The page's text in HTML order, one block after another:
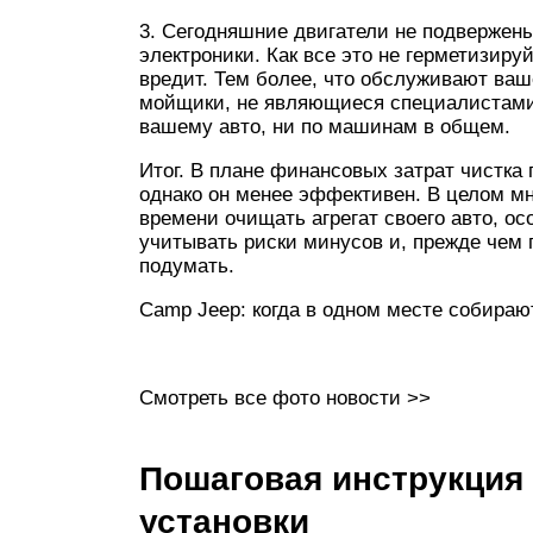
3. Сегодняшние двигатели не
электроники. Как все это не
вредит. Тем более, что обслуживают
мойщики, не являющиеся специалистами
вашему авто, ни по машинам в общем.
Итог. В плане финансовых затрат
однако он менее эффективен. В целом
времени очищать агрегат своего авто,
учитывать риски минусов и, прежде чем
подумать.
Camp Jeep: когда в одном месте
Смотреть все фото новости >>
Пошаговая
установки